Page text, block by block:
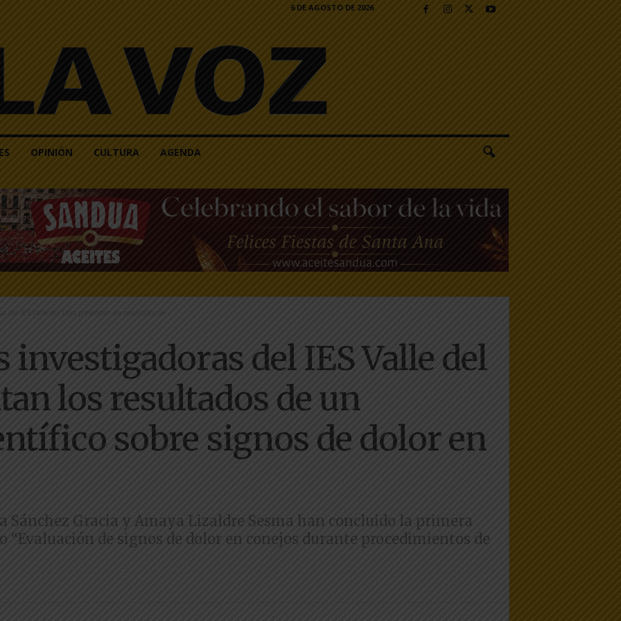
6 DE AGOSTO DE 2026
OPINIÓN CULTURA AGENDA
del IES Valle del Ebro presentan los resultados de...
investigadoras del IES Valle del
los resultados de un
sobre signos de dolor en
Sánchez Gracia y Amaya Lizaldre Sesma han concluido la primera
“Evaluación de signos de dolor en conejos durante procedimientos de